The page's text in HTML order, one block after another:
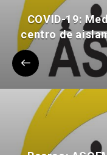
COVID-19:
centro de